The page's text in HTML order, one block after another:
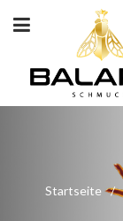
Startseite /